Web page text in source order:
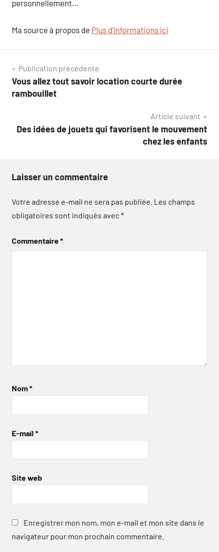
personnellement…
Ma source à propos de Plus d’informations ici
Navigation
de
Publication précédente
Vous allez tout savoir location courte durée
rambouillet
Article suivant
Des idées de jouets qui favorisent le mouvement
chez les enfants
Laisser un commentaire
Votre adresse e-mail ne sera pas publiée. Les champs
obligatoires sont indiqués avec*
Commentaire*
Nom*
E-mail *
Site web
Enregistrer mon nom, mon e-mail et mon site dans le
navigateur pour mon prochain commentaire.